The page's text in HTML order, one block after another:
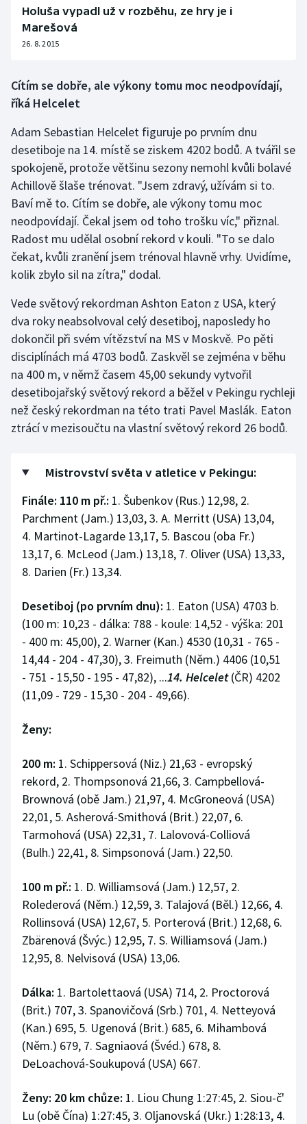
Holuša vypadl už v rozběhu, ze hry je i
Marešová
26. 8. 2015
Cítím se dobře, ale výkony tomu moc neodpovídají,
říká Helcelet
Adam Sebastian Helcelet figuruje po prvním dnu
desetiboje na 14. místě se ziskem 4202 bodů. A tvářil se
spokojeně, protože většinu sezony nemohl kvůli bolavé
Achillově šlaše trénovat. "Jsem zdravý, užívám si to.
Baví mě to. Cítím se dobře, ale výkony tomu moc
neodpovídají. Čekal jsem od toho trošku víc," přiznal.
Radost mu udělal osobní rekord v kouli. "To se dalo
čekat, kvůli zranění jsem trénoval hlavně vrhy. Uvidíme,
kolik zbylo sil na zítra," dodal.
Vede světový rekordman Ashton Eaton z USA, který
dva roky neabsolvoval celý desetiboj, naposledy ho
dokončil při svém vítězství na MS v Moskvě. Po pěti
disciplínách má 4703 bodů. Zaskvěl se zejména v běhu
na 400 m, v němž časem 45,00 sekundy vytvořil
desetibojařský světový rekord a běžel v Pekingu rychleji
než český rekordman na této trati Pavel Maslák. Eaton
ztrácí v mezisoučtu na vlastní světový rekord 26 bodů.
Mistrovství světa v atletice v Pekingu:
Finále: 110 m př.: 1. Šubenkov (Rus.) 12,98, 2.
Parchment (Jam.) 13,03, 3. A. Merritt (USA) 13,04,
4. Martinot-Lagarde 13,17, 5. Bascou (oba Fr.)
13,17, 6. McLeod (Jam.) 13,18, 7. Oliver (USA) 13,33,
8. Darien (Fr.) 13,34.
Desetiboj (po prvním dnu): 1. Eaton (USA) 4703 b.
(100 m: 10,23 - dálka: 788 - koule: 14,52 - výška: 201
- 400 m: 45,00), 2. Warner (Kan.) 4530 (10,31 - 765 -
14,44 - 204 - 47,30), 3. Freimuth (Něm.) 4406 (10,51
- 751 - 15,50 - 195 - 47,82), ...14. Helcelet(ČR) 4202
(11,09 - 729 - 15,30 - 204 - 49,66).
Ženy:
200 m: 1. Schippersová (Niz.) 21,63 - evropský
rekord, 2. Thompsonová 21,66, 3. Campbellová-
Brownová (obě Jam.) 21,97, 4. McGroneová (USA)
22,01, 5. Asherová-Smithová (Brit.) 22,07, 6.
Tarmohová (USA) 22,31, 7. Lalovová-Colliová
(Bulh.) 22,41, 8. Simpsonová (Jam.) 22,50.
100 m př.: 1. D. Williamsová (Jam.) 12,57, 2.
Rolederová (Něm.) 12,59, 3. Talajová (Běl.) 12,66, 4.
Rollinsová (USA) 12,67, 5. Porterová (Brit.) 12,68, 6.
Zbärenová (Švýc.) 12,95, 7. S. Williamsová (Jam.)
12,95, 8. Nelvisová (USA) 13,06.
Dálka: 1. Bartolettaová (USA) 714, 2. Proctorová
(Brit.) 707, 3. Spanovičová (Srb.) 701, 4. Netteyová
(Kan.) 695, 5. Ugenová (Brit.) 685, 6. Mihambová
(Něm.) 679, 7. Sagniaová (Švéd.) 678, 8.
DeLoachová-Soukupová (USA) 667.
Ženy: 20 km chůze: 1. Liou Chung 1:27:45, 2. Siou-č'
Lu (obě Čína) 1:27:45, 3. Oljanovská (Ukr.) 1:28:13, 4.